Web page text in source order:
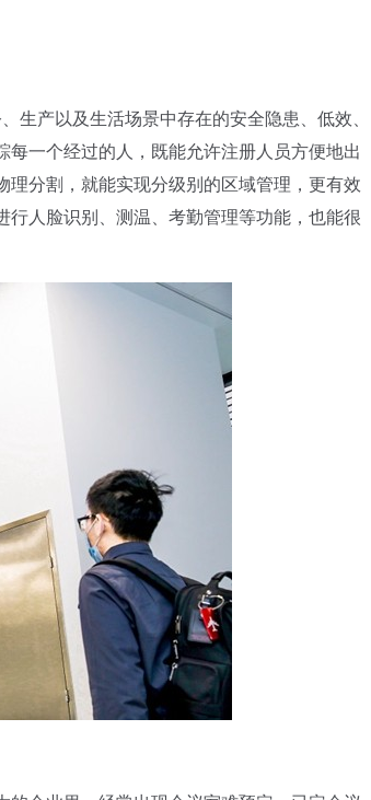
产以及生活场景中存在的安全隐患、低效、
一个经过的人，既能允许注册人员方便地出
分割，就能实现分级别的区域管理，更有效
人脸识别、测温、考勤管理等功能，也能很